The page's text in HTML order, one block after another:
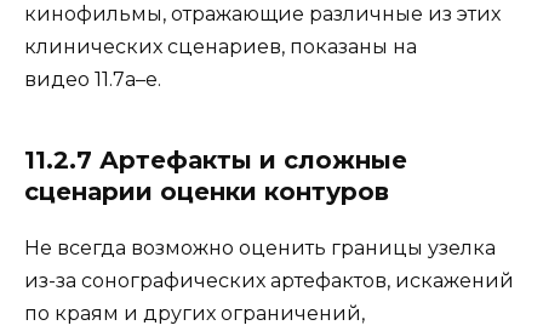
кинофильмы, отражающие различные из этих
клинических сценариев, показаны на
видео 11.7a–e.
11.2.7 Артефакты и сложные
сценарии оценки контуров
Не всегда возможно оценить границы узелка
из-за сонографических артефактов, искажений
по краям и других ограничений,